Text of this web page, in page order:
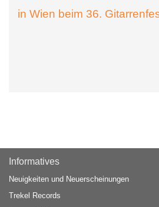
in Wien beim 36.
Informatives
Neuigkeiten und Neuerscheinungen
Trekel Records